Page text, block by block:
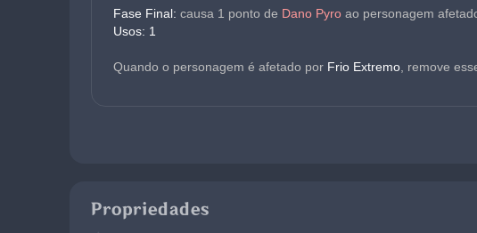
Fase Final: causa 1 ponto de Dano Pyro ao personagem
Usos: 1
Quando o personagem é afetado por Frio Extremo , remove
Propriedades